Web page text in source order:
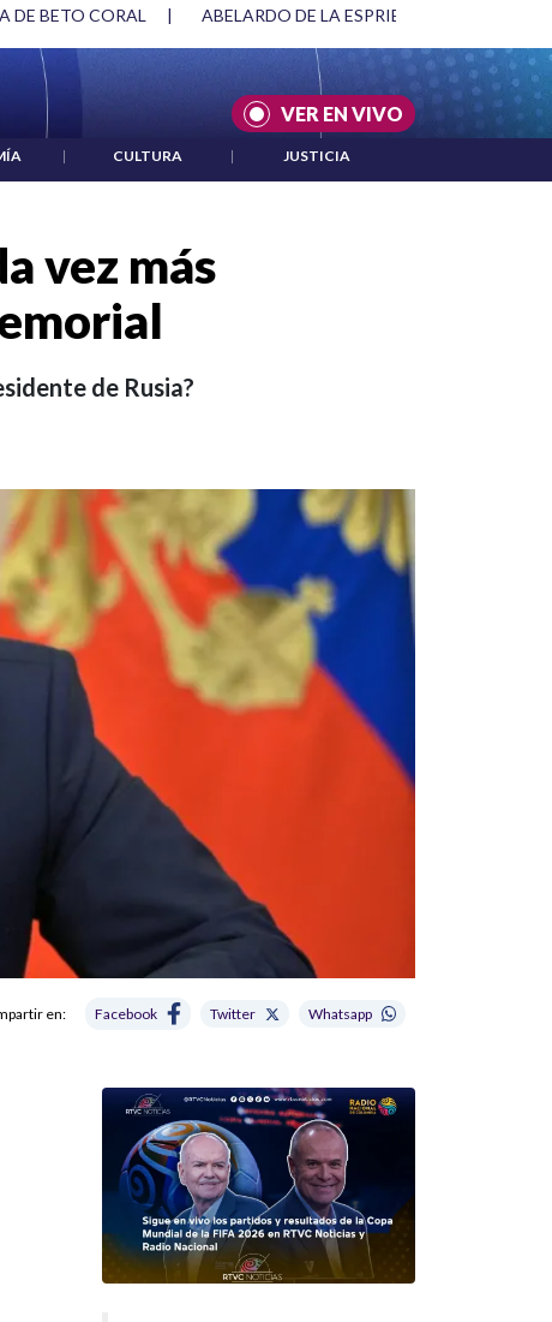
ESPRIELLA Y DMG | ACUERDOS ENTRE ESTADOS UNIDOS E
VER EN VIVO
| CULTURA | JUSTICIA
vez más
de Rusia?
en: Facebook Twitter Whatsapp